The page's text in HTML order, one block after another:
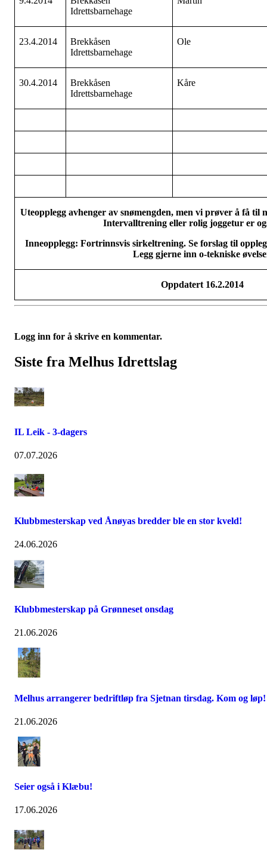
Idrettsbarnehage
23.4.2014
Brekkåsen
Idrettsbarnehage
Ole
30.4.2014
Brekkåsen
Idrettsbarnehage
Kåre
Uteopplegg avhenger av snømengden, men vi prøver å få til
Intervalltrening eller rolig joggetur er
Inneopplegg: Fortrinnsvis sirkeltrening. Se forslag til
Legg gjerne inn o-tekniske
Oppdatert 16.2.2014
Logg inn for å skrive en kommentar.
Siste fra Melhus Idrettslag
IL Leik - 3-dagers
07.07.2026
Klubbmesterskap ved Ånøyas bredder ble en stor kveld!
24.06.2026
Klubbmesterskap på Grønneset onsdag
21.06.2026
Melhus arrangerer bedriftløp fra Sjetnan tirsdag. Kom og løp!
21.06.2026
Seier også i Klæbu!
17.06.2026